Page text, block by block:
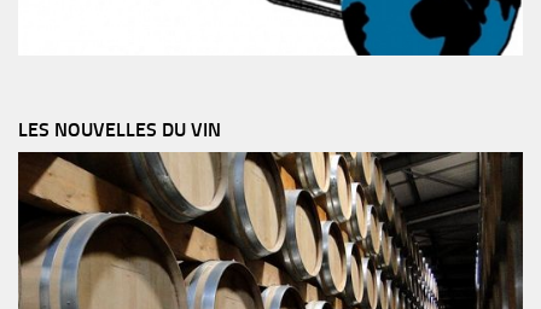
LES NOUVELLES DU VIN